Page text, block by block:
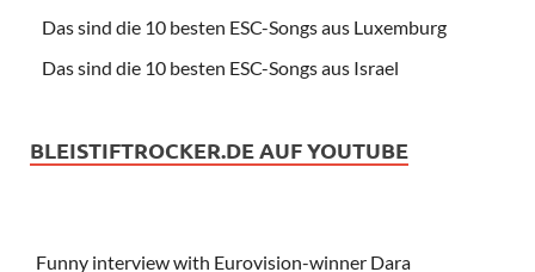
Das sind die 10 besten ESC-Songs aus Luxemburg
Das sind die 10 besten ESC-Songs aus Israel
BLEISTIFTROCKER.DE AUF YOUTUBE
Funny interview with Eurovision-winner Dara